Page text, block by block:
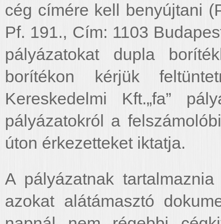
cég címére kell benyújtani
Pf. 191., Cím: 1103
pályázatokat dupla
borítékon kérjük
Kereskedelmi Kft.„fa”
pályázatokról a
úton érkezetteket iktatja.
A pályázatnak
azokat alátámasztó